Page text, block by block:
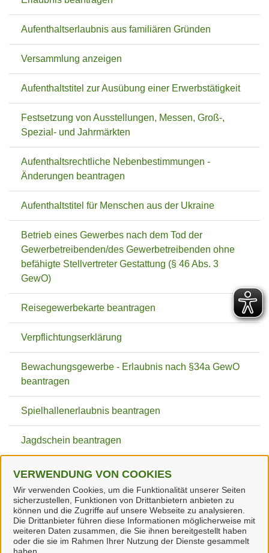
VERWENDUNG VON COOKIES
Wir verwenden Cookies, um die Funktionalität unserer Seiten
sicherzustellen, Funktionen von Drittanbietern anbieten zu
können und die Zugriffe auf unsere Webseite zu analysieren.
Die Drittanbieter führen diese Informationen möglicherweise mit
weiteren Daten zusammen, die Sie ihnen bereitgestellt haben
oder die sie im Rahmen Ihrer Nutzung der Dienste gesammelt
Aufenthaltserlaubnis aus familiären Gründen
Versammlung anzeigen
Aufenthaltstitel zur Ausübung einer Erwerbstätigkeit
Festsetzung von Ausstellungen, Messen, Groß-,
Spezial- und Jahrmärkten
Aufenthaltsrechtliche Nebenbestimmungen -
Änderungen beantragen
Aufenthaltstitel für Menschen aus der Ukraine
Betrieb eines Gewerbes nach dem Tod der
Gewerbetreibenden/des Gewerbetreibenden ohne
befähigte Stellvertreter Gestattung (§ 46 Abs. 3
GewO)
Reisegewerbekarte beantragen
Verpflichtungserklärung
Bewachungsgewerbe - Erlaubnis nach §34a GewO
beantragen
Spielhallenerlaubnis beantragen
Jagdschein beantragen
Jägerprüfung
Jagdschein ändern